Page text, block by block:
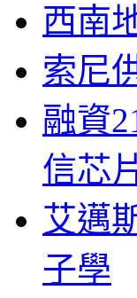
西南
索尼
融資
信芯片
艾邁
子學